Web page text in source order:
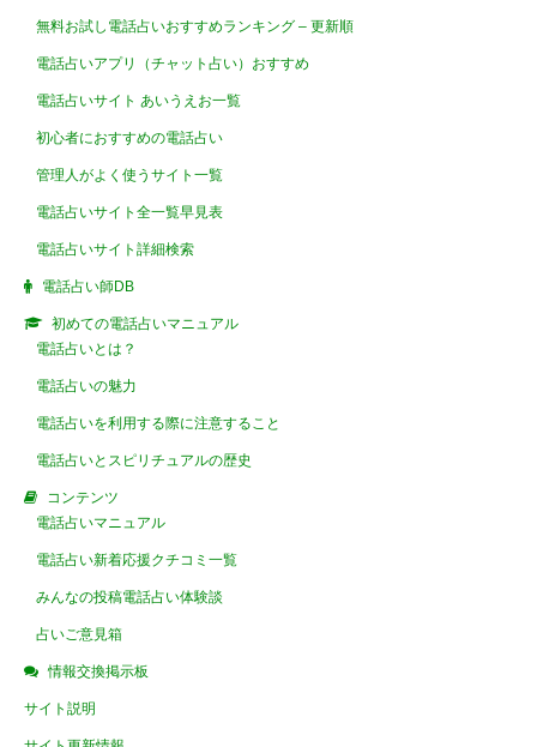
無料お試し電話占いおすすめランキング – 更新順
電話占いアプリ（チャット占い）おすすめ
電話占いサイト あいうえお一覧
初心者におすすめの電話占い
管理人がよく使うサイト一覧
電話占いサイト全一覧早見表
電話占いサイト詳細検索
電話占い師DB
初めての電話占いマニュアル
電話占いとは？
電話占いの魅力
電話占いを利用する際に注意すること
電話占いとスピリチュアルの歴史
コンテンツ
電話占いマニュアル
電話占い新着応援クチコミ一覧
みんなの投稿電話占い体験談
占いご意見箱
情報交換掲示板
サイト説明